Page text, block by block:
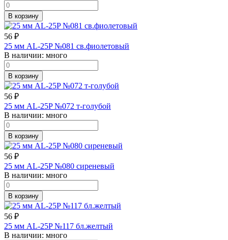
В корзину
56 ₽
25 мм AL-25P №081 св.фиолетовый
В наличии: много
В корзину
56 ₽
25 мм AL-25P №072 т-голубой
В наличии: много
В корзину
56 ₽
25 мм AL-25P №080 сиреневый
В наличии: много
В корзину
56 ₽
25 мм AL-25P №117 бл.желтый
В наличии: много